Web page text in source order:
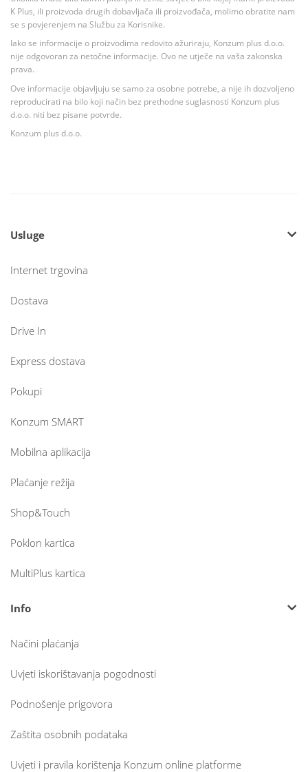
K Plus, ili proizvoda drugih dobavljača ili proizvođača, molimo obratite nam
se s povjerenjem na Službu za Korisnike.
Iako se informacije o proizvodima redovito ažuriraju, Konzum plus d.o.o.
nije odgovoran za netočne informacije. Ovo ne utječe na vaša zakonska
prava.
Ove informacije objavljuju se samo za osobne potrebe, a nije ih dozvoljeno
reproducirati na bilo koji način bez prethodne suglasnosti Konzum plus
d.o.o. niti bez pisane potvrde.
Konzum plus d.o.o.
Usluge
Internet trgovina
Dostava
Drive In
Express dostava
Pokupi
Konzum SMART
Mobilna aplikacija
Plaćanje režija
Shop&Touch
Poklon kartica
MultiPlus kartica
Info
Načini plaćanja
Uvjeti iskorištavanja pogodnosti
Podnošenje prigovora
Zaštita osobnih podataka
Uvjeti i pravila korištenja Konzum online platforme